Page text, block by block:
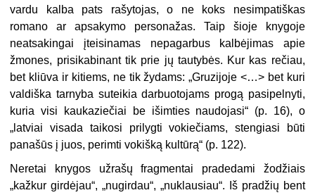
vardu kalba pats rašytojas, o ne koks nesimpatiškas
romano ar apsakymo personažas. Taip šioje knygoje
neatsakingai įteisinamas nepagarbus kalbėjimas apie
žmones, prisikabinant tik prie jų tautybės. Kur kas rečiau,
bet kliūva ir kitiems, ne tik žydams: „Gruzijoje <…> bet kuri
valdiška tarnyba suteikia darbuotojams progą pasipelnyti,
kuria visi kaukaziečiai be išimties naudojasi“ (p. 16), o
„latviai visada taikosi prilygti vokiečiams, stengiasi būti
panašūs į juos, perimti vokišką kultūrą“ (p. 122).
Neretai knygos užrašų fragmentai pradedami žodžiais
„kažkur girdėjau“, „nugirdau“, „nuklausiau“. Iš pradžių bent